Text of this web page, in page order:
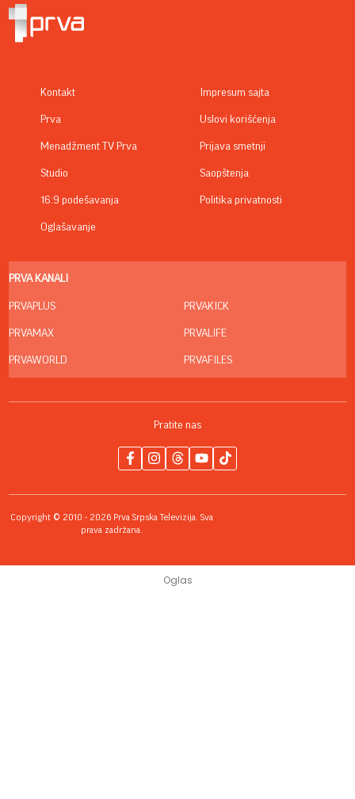
Kontakt
Prva
Menadžment TV Prva
Studio
16:9 podešavanja
Oglašavanje
Impresum sajta
Uslovi korišćenja
Prijava smetnji
Saopštenja
Politika privatnosti
PRVA KANALI
PRVAPLUS
PRVAMAX
PRVAWORLD
PRVAKICK
PRVALIFE
PRVAFILES
Pratite nas
Copyright © 2010 - 2026 Prva Srpska Televizija. Sva
prava zadržana.